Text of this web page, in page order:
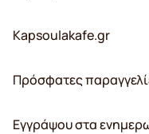
Kapsoulakafe.gr
Πρόσφατες
Εγγράψου στα